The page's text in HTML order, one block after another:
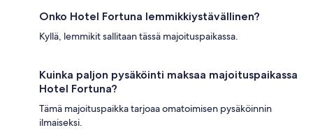
Onko Hotel Fortuna lemmikkiystävällinen?
Kyllä, lemmikit sallitaan tässä majoituspaikassa.
Kuinka paljon pysäköinti maksaa majoituspaikassa
Hotel Fortuna?
Tämä majoituspaikka tarjoaa omatoimisen pysäköinnin
ilmaiseksi.